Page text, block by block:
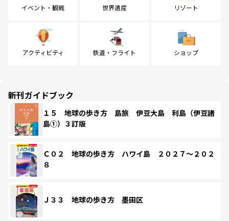
イベント・観戦 世界遺産 リゾート
アクティビティ 鉄道・フライト ショップ
新刊ガイドブック
１５ 地球の歩き方 島旅 伊豆大島 利島（伊豆諸
島①）３訂版
Ｃ０２ 地球の歩き方 ハワイ島 ２０２７～２０２
８
Ｊ３３ 地球の歩き方 墨田区